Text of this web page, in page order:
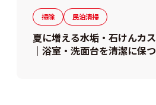
掃除 民泊清掃
夏に増える水垢・石けんカ
｜浴室・洗面台を清潔に保